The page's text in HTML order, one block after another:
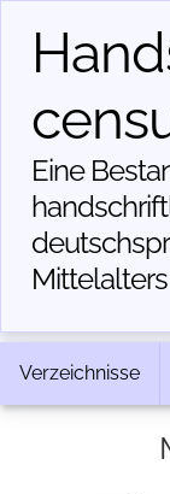
Eine
Mittelalters
Verzeichnisse